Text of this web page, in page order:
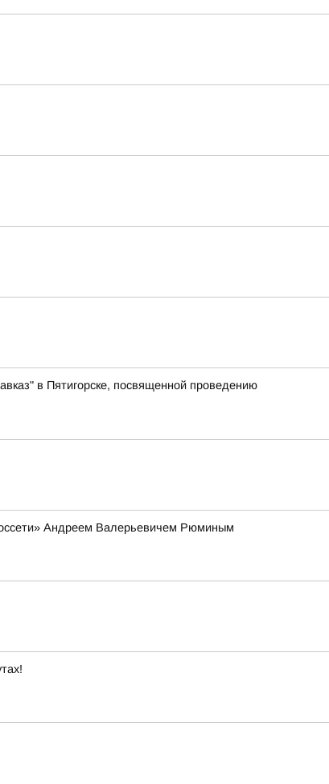
в Пятигорске, посвященной проведению
Андреем Валерьевичем Рюминым